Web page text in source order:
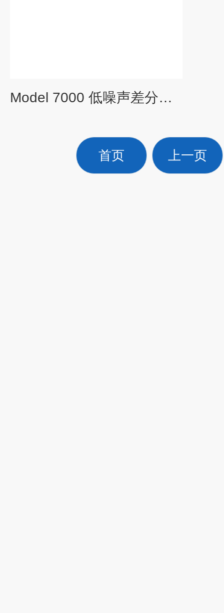
Model 7000 低噪声差分前置放大器
首页 上一页